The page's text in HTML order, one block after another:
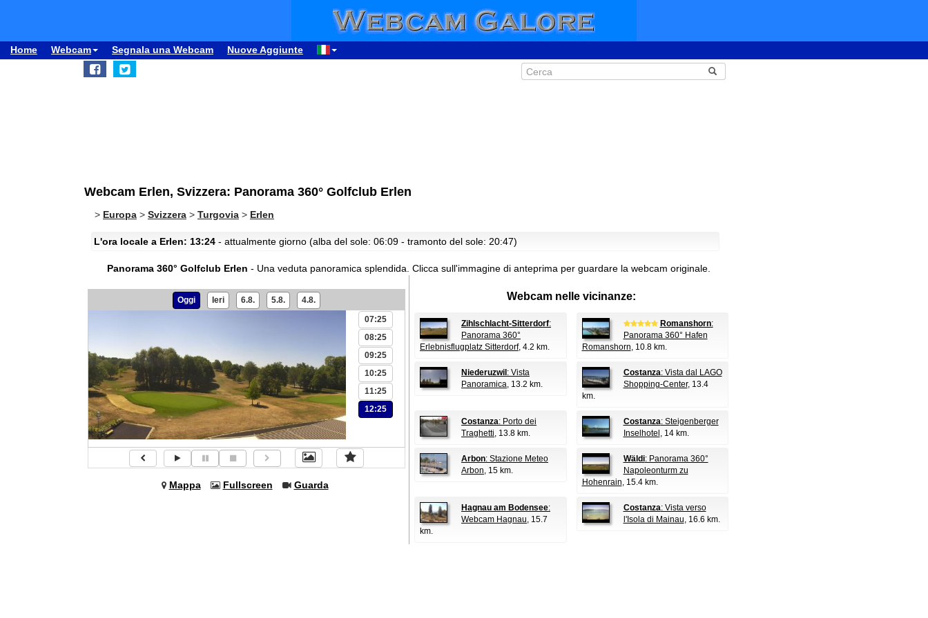
Home Webcam Segnala una Webcam Nuove Aggiunte
Webcam Erlen, Svizzera: Panorama 360° Golfclub Erlen
> Europa > Svizzera > Turgovia > Erlen
L'ora locale a Erlen: 13:24 - attualmente giorno (alba del sole: 06:09 - tramonto del sole: 20:47)
Panorama 360° Golfclub Erlen - Una veduta panoramica splendida. Clicca sull'immagine di anteprima per guardare la webcam originale.
Oggi Ieri 6.8. 5.8. 4.8.
07:25
08:25
09:25
10:25
11:25
12:25
Mappa Fullscreen Guarda
Webcam nelle vicinanze:
Zihlschlacht-Sitterdorf:
Panorama 360°
Erlebnisflugplatz Sitterdorf, 4.2 km.
Romanshorn:
Panorama 360° Hafen
Romanshorn, 10.8 km.
Niederuzwil : Vista
Panoramica, 13.2 km.
Costanza: Vista dal LAGO
Shopping-Center, 13.4
km.
Costanza: Porto dei
Traghetti, 13.8 km.
Costanza: Steigenberger
Inselhotel , 14 km.
Arbon: Stazione Meteo
Arbon, 15 km.
Wäldi: Panorama 360°
Napoleonturm zu
Hohenrain, 15.4 km.
Hagnau am Bodensee:
Webcam Hagnau, 15.7
km.
Costanza: Vista verso
l'Isola di Mainau, 16.6 km.